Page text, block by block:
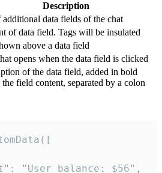
Description
data fields of the chat
of data field. Tags will be insulated
above a data field
opens when the data field is clicked
of the data field, added in bold
the field content, separated by a colon
"User balance: $56",